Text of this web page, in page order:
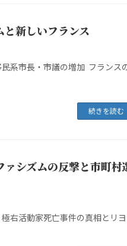
と新しいフランス
系市長・市議の増加 フランス
続きを読む
シズムの反撃と市町村
活動家死亡事件の真相とリ